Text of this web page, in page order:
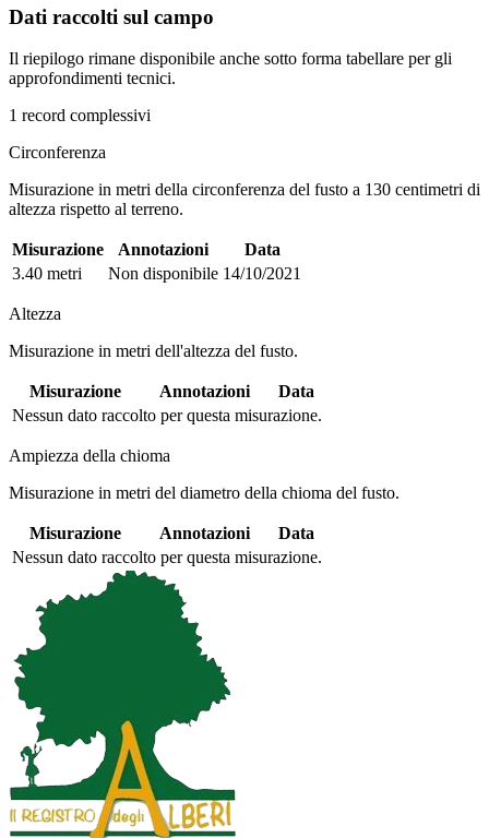
Dati raccolti sul campo
Il riepilogo rimane disponibile anche sotto forma tabellare per gli
approfondimenti tecnici.
1 record complessivi
Circonferenza
Misurazione in metri della circonferenza del fusto a 130 centimetri di
altezza rispetto al terreno.
Misurazione Annotazioni
Data
3.40 metri
Non disponibile 14/10/2021
Altezza
Misurazione in metri dell'altezza del fusto.
Misurazione Annotazioni
Data
Nessun dato raccolto per questa misurazione.
Ampiezza della chioma
Misurazione in metri del diametro della chioma del fusto.
Misurazione Annotazioni
Data
Nessun dato raccolto per questa misurazione.